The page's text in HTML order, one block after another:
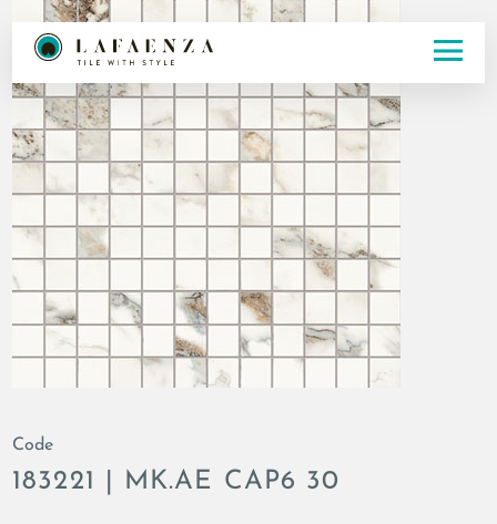
Code
183221 | MK.AE CAP6 30